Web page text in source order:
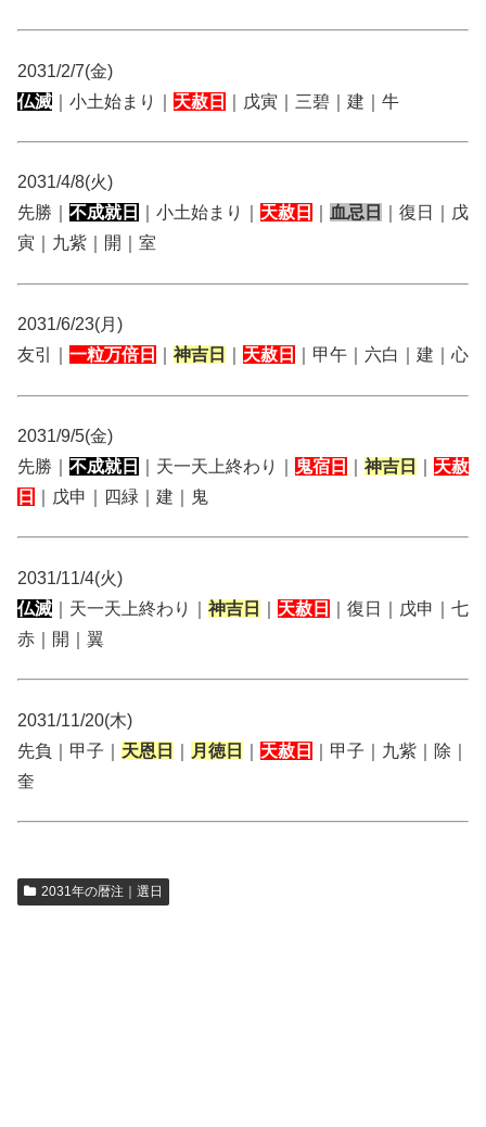
2031/2/7(金)
仏滅 ｜小土始まり｜ 天赦日 ｜戊寅｜三碧｜建｜牛
2031/4/8(火)
先勝｜ 不成就日 ｜小土始まり｜ 天赦日 血忌日
｜復日｜戊
寅｜九紫｜開｜室
2031/6/23(月)
友引｜ 一粒万倍日 神吉日 天赦日 ｜甲午｜六白｜建｜心
2031/9/5(金)
先勝｜ 不成就日 ｜天一天上終わり｜ 鬼宿日 神吉日
天赦
日
｜戊申｜四緑｜建｜鬼
2031/11/4(火)
仏滅 ｜天一天上終わり｜ 神吉日 天赦日
｜復日｜戊申｜七
赤｜開｜翼
2031/11/20(木)
先負｜甲子｜ 天恩日 月徳日 天赦日
｜甲子｜九紫｜除｜
奎
2031年の暦注｜選日